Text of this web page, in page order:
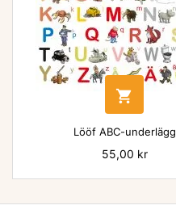

Lööf ABC-underlägg
Pris
55,00 kr